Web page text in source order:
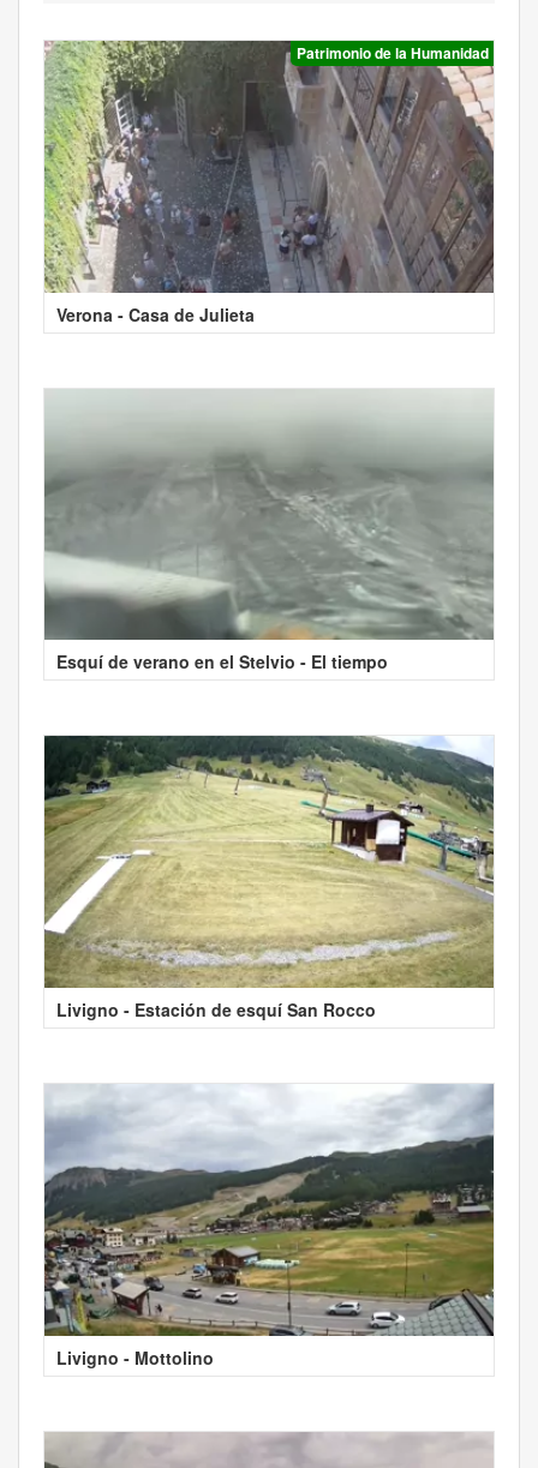
Patrimonio de la Humanidad
Verona - Casa de Julieta
Esquí de verano en el Stelvio - El tiempo
Livigno - Estación de esquí San Rocco
Livigno - Mottolino